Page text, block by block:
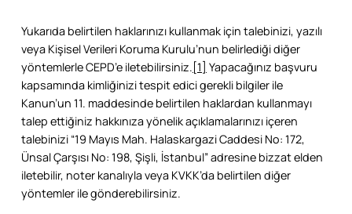
Yukarıda belirtilen haklarınızı kullanmak için talebinizi, yazılı
veya Kişisel Verileri Koruma Kurulu’nun belirlediği diğer
yöntemlerle CEPD’e iletebilirsiniz.[1] Yapacağınız başvuru
kapsamında kimliğinizi tespit edici gerekli bilgiler ile
Kanun’un 11. maddesinde belirtilen haklardan kullanmayı
talep ettiğiniz hakkınıza yönelik açıklamalarınızı içeren
talebinizi “19 Mayıs Mah. Halaskargazi Caddesi No: 172,
Ünsal Çarşısı No: 198, Şişli, İstanbul” adresine bizzat elden
iletebilir, noter kanalıyla veya KVKK’da belirtilen diğer
yöntemler ile gönderebilirsiniz.